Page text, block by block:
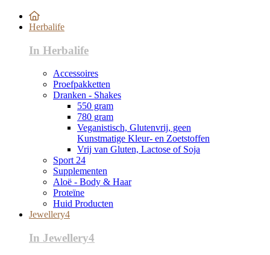
Herbalife
In Herbalife
Accessoires
Proefpakketten
Dranken - Shakes
550 gram
780 gram
Veganistisch, Glutenvrij, geen
Kunstmatige Kleur- en Zoetstoffen
Vrij van Gluten, Lactose of Soja
Sport 24
Supplementen
Aloë - Body & Haar
Proteïne
Huid Producten
Jewellery4
In Jewellery4